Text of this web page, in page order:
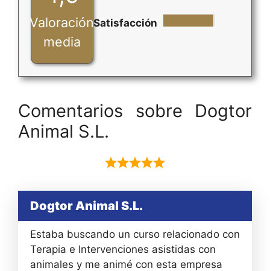
Valoración
media
Satisfacción
Comentarios sobre Dogtor
Animal S.L.
Dogtor Animal S.L.
Estaba buscando un curso relacionado con
Terapia e Intervenciones asistidas con
animales y me animé con esta empresa